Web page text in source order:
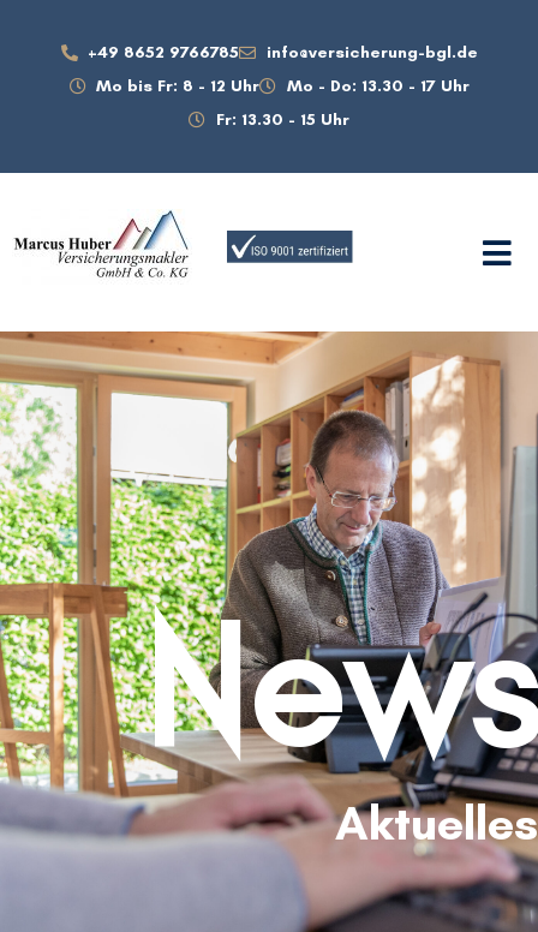
+49 8652 9766785
info@versicherung-bgl.de
Mo bis Fr: 8 - 12 Uhr
Mo - Do: 13.30 - 17 Uhr
Fr: 13.30 - 15 Uhr
News
Aktuelles